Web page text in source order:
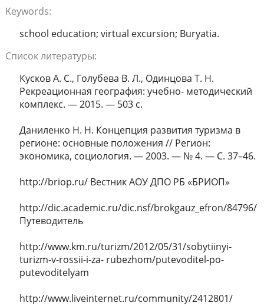
Keywords:
school education; virtual excursion; Buryatia.
Список литературы:
Кусков А. С., Голубева В. Л., Одинцова Т. Н.
Рекреационная география: учебно- методический
комплекс. — 2015. — 503 с.
Даниленко Н. Н. Концепция развития туризма в
регионе: основные положения // Регион:
экономика, социология. — 2003. — № 4. — С. 37–46.
http://briop.ru/ Вестник АОУ ДПО РБ «БРИОП»
http://dic.academic.ru/dic.nsf/brokgauz_efron/84796/
Путеводитель
http://www.km.ru/turizm/2012/05/31/sobytiinyi-
turizm-v-rossii-i-za- rubezhom/putevoditel-po-
putevoditelyam
http://www.liveinternet.ru/community/2412801/